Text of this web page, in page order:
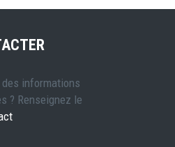
informations
? Renseignez le